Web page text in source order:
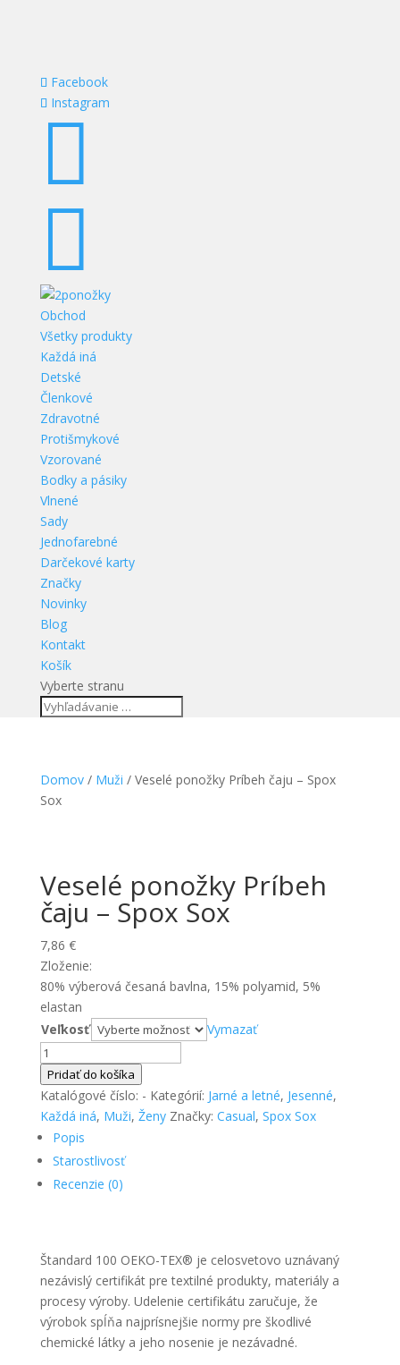
Facebook
Instagram


Obchod
Všetky produkty
Každá iná
Detské
Členkové
Zdravotné
Protišmykové
Vzorované
Bodky a pásiky
Vlnené
Sady
Jednofarebné
Darčekové karty
Značky
Novinky
Blog
Kontakt
Košík
Vyberte stranu
Domov/ Muži / Veselé ponožky Príbeh čaju – Spox
Sox
Veselé ponožky Príbeh
čaju – Spox Sox
7,86 €
Zloženie:
80% výberová česaná bavlna, 15% polyamid, 5%
elastan
Veľkosť
Vymazať
množstvo
Veselé
ponožky
Príbeh
čaju
-
Pridať do košíka
Katalógové číslo: - Kategórií: Jarné a letné, Jesenné,
Každá iná, Muži, Ženy Značky: Casual, Spox Sox
Popis
Starostlivosť
Recenzie (0)
Štandard 100 OEKO-TEX® je celosvetovo uznávaný
nezávislý certifikát pre textilné produkty, materiály a
procesy výroby. Udelenie certifikátu zaručuje, že
výrobok spĺňa najprísnejšie normy pre škodlivé
chemické látky a jeho nosenie je nezávadné.